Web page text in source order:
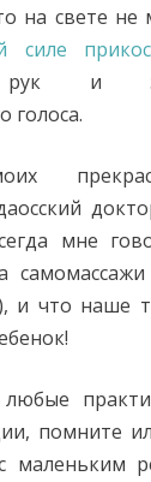
на свете не
силе
рук и
голоса.
мне
и что наше
помните
маленьким